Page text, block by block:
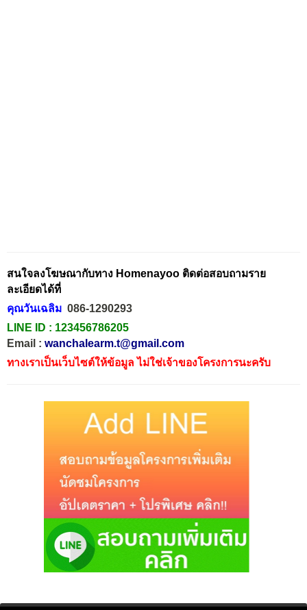
สนใจลงโฆษณากับทาง Homenayoo ติดต่อสอบถามราย
ละเอียดได้ที่
คุณวันเฉลิม 086-1290293
LINE ID : 123456786205
Email : wanchalearm.t@gmail.com
ทางเราเป็นเว็บไซต์ให้ข้อมูล ไม่ใช่เจ้าของโครงการนะครับ